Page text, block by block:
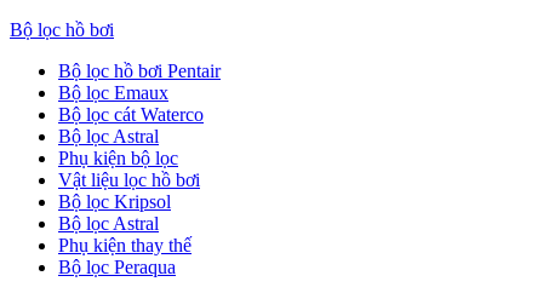
Bộ lọc hồ bơi
Bộ lọc hồ bơi Pentair
Bộ lọc Emaux
Bộ lọc cát Waterco
Bộ lọc Astral
Phụ kiện bộ lọc
Vật liệu lọc hồ bơi
Bộ lọc Kripsol
Bộ lọc Astral
Phụ kiện thay thế
Bộ lọc Peraqua